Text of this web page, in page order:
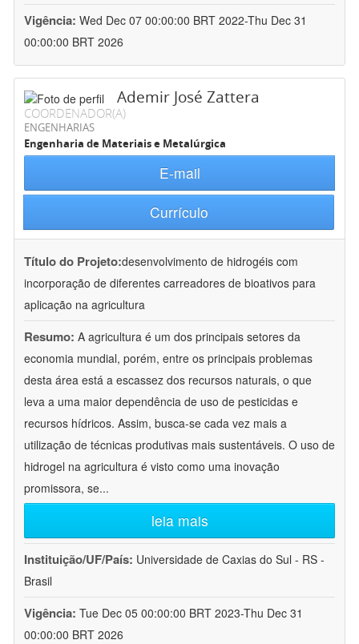
Vigência: Wed Dec 07 00:00:00 BRT 2022-Thu Dec 31
00:00:00 BRT 2026
Ademir José Zattera
COORDENADOR(A)
ENGENHARIAS
Engenharia de Materiais e Metalúrgica
E-mail
Currículo
Título do Projeto:desenvolvimento de hidrogéis com
incorporação de diferentes carreadores de bioativos para
aplicação na agricultura
Resumo: A agricultura é um dos principais setores da
economia mundial, porém, entre os principais problemas
desta área está a escassez dos recursos naturais, o que
leva a uma maior dependência de uso de pesticidas e
recursos hídricos. Assim, busca-se cada vez mais a
utilização de técnicas produtivas mais sustentáveis. O uso de
hidrogel na agricultura é visto como uma inovação
promissora, se...
leia mais
Instituição/UF/País: Universidade de Caxias do Sul - RS -
Brasil
Vigência: Tue Dec 05 00:00:00 BRT 2023-Thu Dec 31
00:00:00 BRT 2026